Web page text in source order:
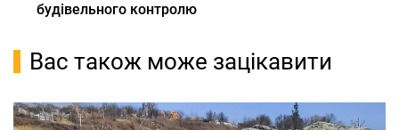
будівельного контролю
Вас також може зацікавити